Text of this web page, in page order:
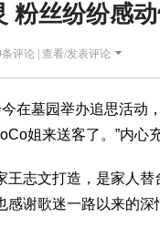
粉丝纷纷感
条评论 | 查看/发表评论
在墓园举办追思活动
姐来送客了。”内心
王志文打造，是家人
感谢歌迷一路以来的